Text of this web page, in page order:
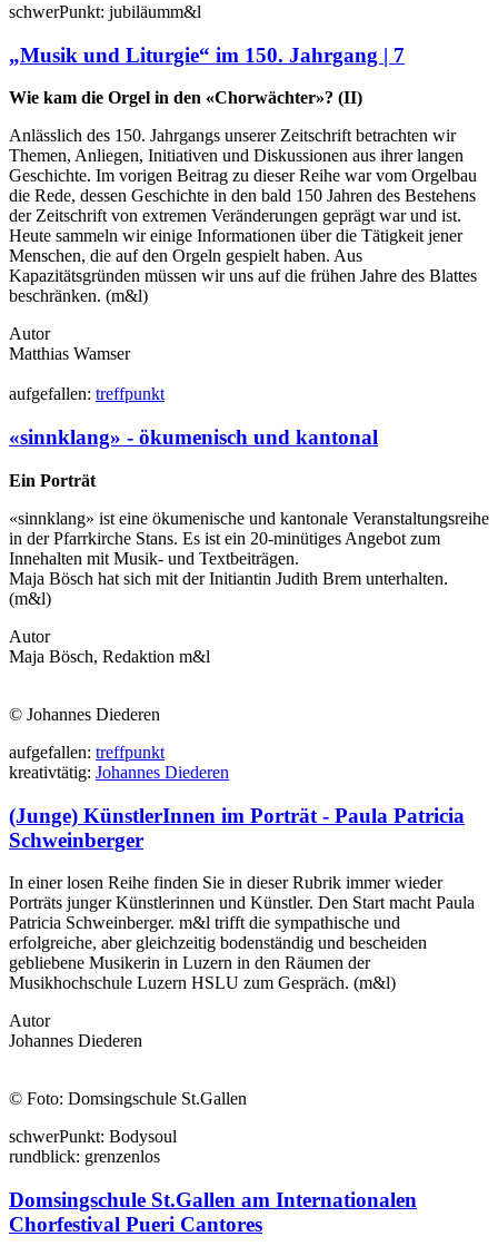
schwerPunkt: jubiläumm&l
„Musik und Liturgie“ im 150. Jahrgang | 7
Wie kam die Orgel in den «Chorwächter»? (II)
Anlässlich des 150. Jahrgangs unserer Zeitschrift betrachten wir
Themen, Anliegen, Initiativen und Diskussionen aus ihrer langen
Geschichte. Im vorigen Beitrag zu dieser Reihe war vom Orgelbau
die Rede, dessen Geschichte in den bald 150 Jahren des Bestehens
der Zeitschrift von extremen Veränderungen geprägt war und ist.
Heute sammeln wir einige Informationen über die Tätigkeit jener
Menschen, die auf den Orgeln gespielt haben. Aus
Kapazitätsgründen müssen wir uns auf die frühen Jahre des Blattes
beschränken. (m&l)
Autor
Matthias Wamser
aufgefallen: treffpunkt
«sinnklang» - ökumenisch und kantonal
Ein Porträt
«sinnklang» ist eine ökumenische und kantonale Veranstaltungsreihe
in der Pfarrkirche Stans. Es ist ein 20-minütiges Angebot zum
Innehalten mit Musik- und Textbeiträgen.
Maja Bösch hat sich mit der Initiantin Judith Brem unterhalten.
(m&l)
Autor
Maja Bösch, Redaktion m&l
© Johannes Diederen
aufgefallen: treffpunkt
kreativtätig: Johannes Diederen
(Junge) KünstlerInnen im Porträt - Paula Patricia
Schweinberger
In einer losen Reihe finden Sie in dieser Rubrik immer wieder
Porträts junger Künstlerinnen und Künstler. Den Start macht Paula
Patricia Schweinberger. m&l trifft die sympathische und
erfolgreiche, aber gleichzeitig bodenständig und bescheiden
gebliebene Musikerin in Luzern in den Räumen der
Musikhochschule Luzern HSLU zum Gespräch. (m&l)
Autor
Johannes Diederen
© Foto: Domsingschule St.Gallen
schwerPunkt: Bodysoul
rundblick: grenzenlos
Domsingschule St.Gallen am Internationalen
Chorfestival Pueri Cantores